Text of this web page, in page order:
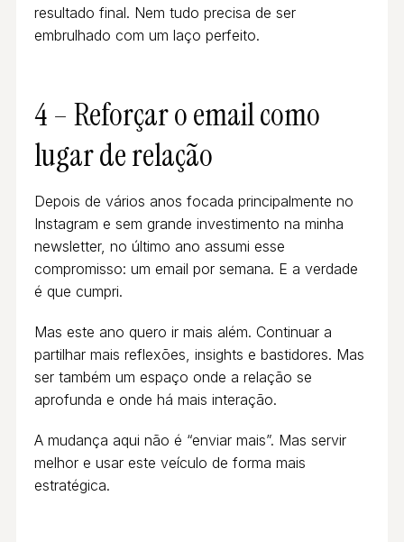
resultado final. Nem tudo precisa de ser
embrulhado com um laço perfeito.
4 – Reforçar o email como
lugar de relação
Depois de vários anos focada principalmente no
Instagram e sem grande investimento na minha
newsletter, no último ano assumi esse
compromisso: um email por semana. E a verdade
é que cumpri.
Mas este ano quero ir mais além. Continuar a
partilhar mais reflexões, insights e bastidores. Mas
ser também um espaço onde a relação se
aprofunda e onde há mais interação.
A mudança aqui não é “enviar mais”. Mas servir
melhor e usar este veículo de forma mais
estratégica.